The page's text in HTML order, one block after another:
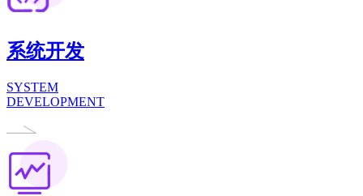
系统开发
SYSTEM
DEVELOPMENT